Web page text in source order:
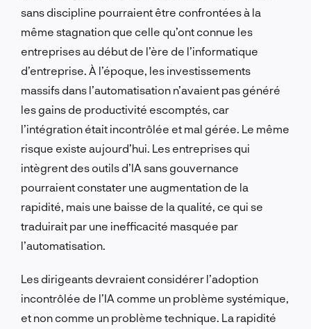
sans discipline pourraient être confrontées à la
même stagnation que celle qu’ont connue les
entreprises au début de l’ère de l’informatique
d’entreprise. À l’époque, les investissements
massifs dans l’automatisation n’avaient pas généré
les gains de productivité escomptés, car
l’intégration était incontrôlée et mal gérée. Le même
risque existe aujourd’hui. Les entreprises qui
intègrent des outils d’IA sans gouvernance
pourraient constater une augmentation de la
rapidité, mais une baisse de la qualité, ce qui se
traduirait par une inefficacité masquée par
l’automatisation.
Les dirigeants devraient considérer l’adoption
incontrôlée de l’IA comme un problème systémique,
et non comme un problème technique. La rapidité